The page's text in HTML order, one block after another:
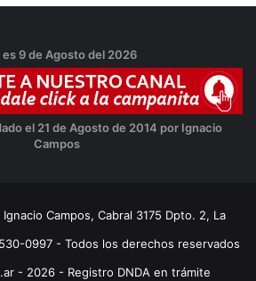
es 9 de Agosto del 2026
el 21 de Agosto de 2014 por Ignacio
Campos
Campos, Cabral 3175 Dpto. 2, La
0997 - Todos los derechos reservados
- 2026 - Registro DNDA en trámite